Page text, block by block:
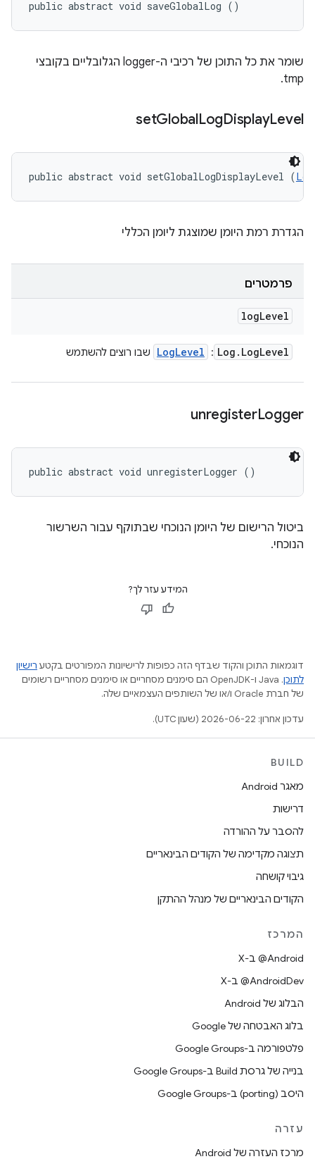
public abstract void saveGlobalLog ()
שומר את כל התוכן של רכיבי ה-logger הגלובליים בקובצי
tmp.
setGlobalLogDisplayLevel
public abstract void setGlobalLogDisplayLevel (
הגדרת רמת היומן שמוצגת ליומן הכללי
פרמטרים
logLevel
Log . LogLevel
:
LogLevel שבו רוצים להשתמש
unregisterLogger
public abstract void unregisterLogger ()
ביטול הרישום של היומן הנוכחי שבתוקף עבור השרשור
הנוכחי.
המידע עזר לך?
דוגמאות התוכן והקוד שבדף הזה כפופות לרישיונות המפורטים בקטע רישיון
לתוכן
.‏ Java ו-OpenJDK הם סימנים מסחריים או סימנים מסחריים רשומים
של חברת Oracle ו/או של השותפים העצמאיים שלה.
עדכון אחרון: 2026-06-22 (שעון UTC).
BUILD
מאגר Android
דרישות
להסבר על ההורדה
תצוגה מקדימה של הקודים הבינאריים
גיבוי קושחה
הקודים הבינאריים של מנהל ההתקן
המרכז
‫‎@Android ב-X
‫‎@AndroidDev ב-X
הבלוג של Android
בלוג האבטחה של Google
פלטפורמה ב-Google Groups
בנייה של גרסת Build ב-Google Groups
היסב (porting) ב-Google Groups
עזרה
מרכז העזרה של Android